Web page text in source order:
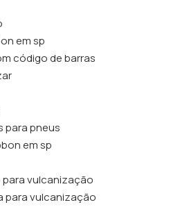
em sp
código de barras
para pneus
em sp
vulcanização
para vulcanização